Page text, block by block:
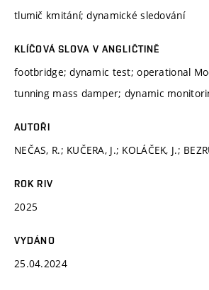
tlumič kmitání; dynamické sledování
KLÍČOVÁ SLOVA V ANGLIČTINĚ
footbridge; dynamic test; operational
tunning mass damper; dynamic
AUTOŘI
NEČAS, R.; KUČERA, J.; KOLÁČEK, J.;
ROK RIV
2025
VYDÁNO
25.04.2024